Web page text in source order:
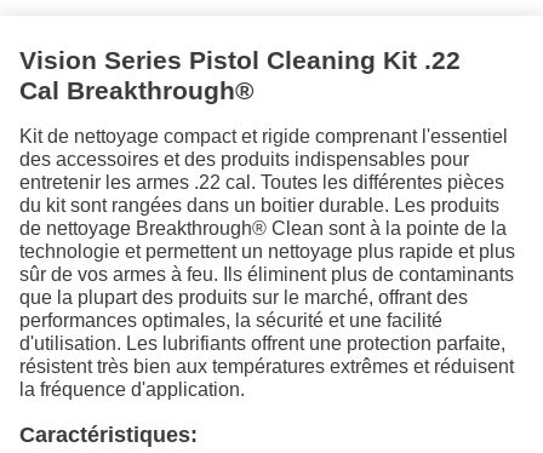
Vision Series Pistol Cleaning Kit .22
Cal Breakthrough®
Kit de nettoyage compact et rigide comprenant l'essentiel
des accessoires et des produits indispensables pour
entretenir les armes .22 cal. Toutes les différentes pièces
du kit sont rangées dans un boitier durable. Les produits
de nettoyage Breakthrough® Clean sont à la pointe de la
technologie et permettent un nettoyage plus rapide et plus
sûr de vos armes à feu. Ils éliminent plus de contaminants
que la plupart des produits sur le marché, offrant des
performances optimales, la sécurité et une facilité
d'utilisation. Les lubrifiants offrent une protection parfaite,
résistent très bien aux températures extrêmes et réduisent
la fréquence d'application.
Caractéristiques: